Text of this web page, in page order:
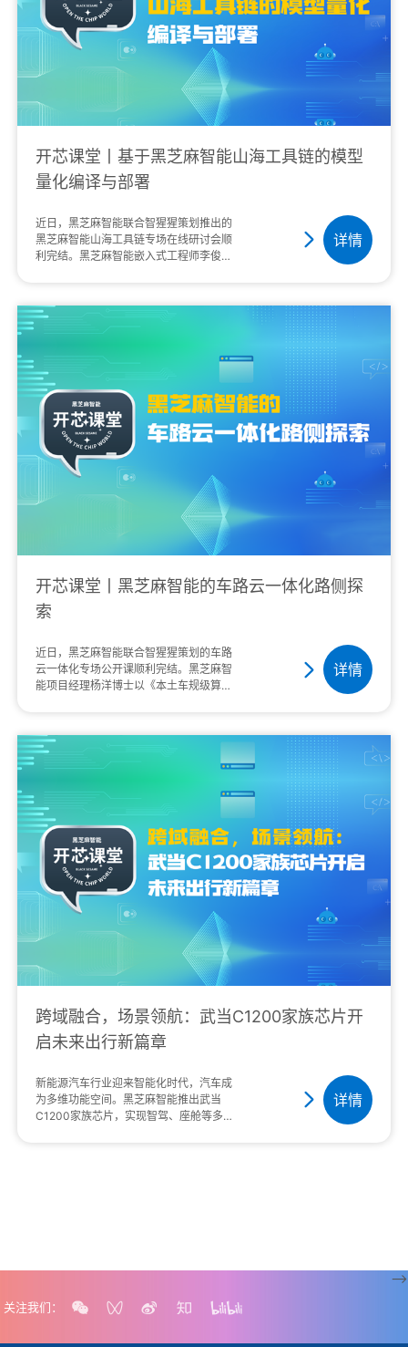
开芯课堂丨基于黑芝麻智能山海工具链的模型
量化编译与部署
近日，黑芝麻智能联合智猩猩策划推出的
黑芝麻智能山海工具链专场在线研讨会顺
利完结。黑芝麻智能嵌入式工程师李俊何
讲解。本文是黑···
详情
开芯课堂丨黑芝麻智能的车路云一体化路侧探
索
近日，黑芝麻智能联合智猩猩策划的车路
云一体化专场公开课顺利完结。黑芝麻智
能项目经理杨洋博士以《本土车规级算力
的讲解。本文是黑···
详情
跨域融合，场景领航：武当C1200家族芯片开
启未来出行新篇章
新能源汽车行业迎来智能化时代，汽车成
为多维功能空间。黑芝麻智能推出武当
C1200家族芯片，实现智驾、座舱等多域
详情
关注我们：
-->